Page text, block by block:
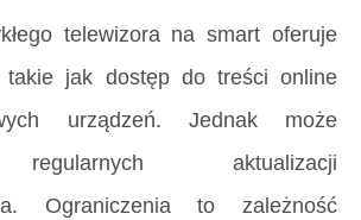
telewizora na smart oferuje
takie jak dostęp do treści online
urządzeń. Jednak może
aktualizacji
Ograniczenia to zależność